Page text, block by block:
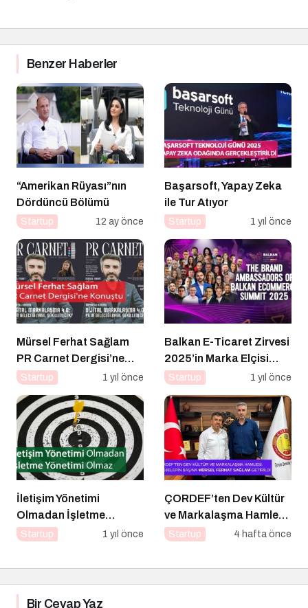
Benzer Haberler
“Amerikan Rüyası”nın
Dördüncü Bölümü
Startup 12 ay önce
Başarsoft, Yapay Zeka
ile Tur Atıyor
Startup 1 yıl önce
Mürsel Ferhat Sağlam
PR Carnet Dergisi’ne
Konuştu
Startup 1 yıl önce
Balkan E-Ticaret Zirvesi
2025’in Marka Elçisi
Belli Oldu
Startup 1 yıl önce
İletişim Yönetimi
Olmadan İşletme
Yönetimi Olmaz
Startup 1 yıl önce
ÇORDEF’ten Dev Kültür
ve Markalaşma Hamlesi:
Projelerin Başına Mürsel
Startup 4 hafta önce
Bir Cevap Yaz